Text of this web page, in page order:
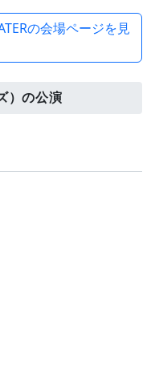
の会場ページを見
）の公演